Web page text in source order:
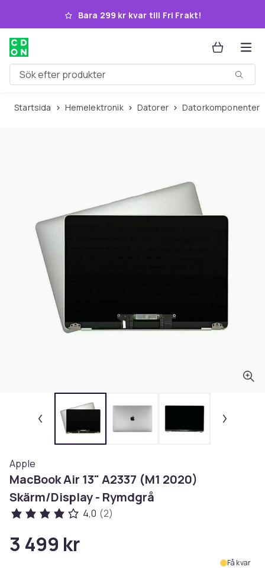
Hoppa till huvudinnehållet
Bara 299 kr kvar till Fri Frakt!
Sök efter produkter
Startsida Hemelektronik Datorer Datorkomponenter
Apple
MacBook Air 13" A2337 (M1 2020)
Skärm/Display - Rymdgrå
4,0 (2)
3 499 kr
Få kvar